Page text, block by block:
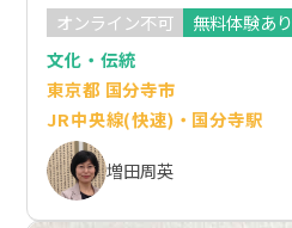
オンライン不可
無料体験あり
文化・伝統
東京都 国分寺市
JR中央線(快速)・国分寺駅
増田周英